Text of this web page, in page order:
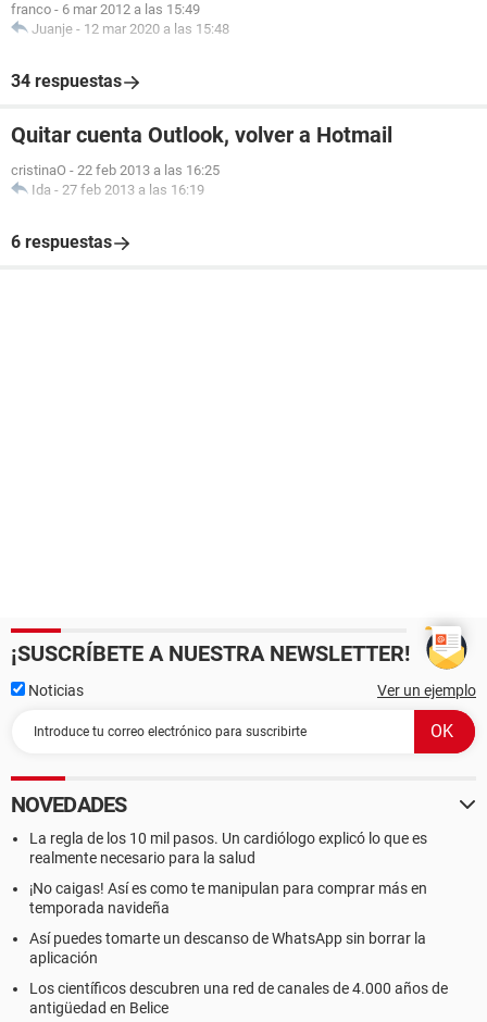
franco - 6 mar 2012 a las 15:49
Juanje - 12 mar 2020 a las 15:48
34 respuestas
Quitar cuenta Outlook, volver a Hotmail
cristinaO - 22 feb 2013 a las 16:25
Ida - 27 feb 2013 a las 16:19
6 respuestas
¡SUSCRÍBETE A NUESTRA NEWSLETTER!
Noticias Ver un ejemplo
NOVEDADES
La regla de los 10 mil pasos. Un cardiólogo explicó lo que es
realmente necesario para la salud
¡No caigas! Así es como te manipulan para comprar más en
temporada navideña
Así puedes tomarte un descanso de WhatsApp sin borrar la
aplicación
Los científicos descubren una red de canales de 4.000 años de
antigüedad en Belice